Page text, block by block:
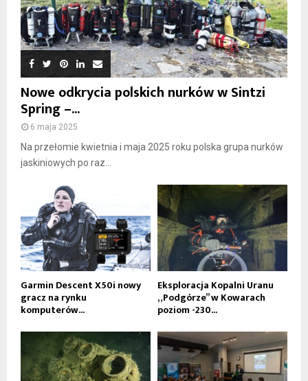
Nowe odkrycia polskich nurków w Sintzi
Spring –...
6 maja 2025
Na przełomie kwietnia i maja 2025 roku polska grupa nurków
jaskiniowych po raz...
Garmin Descent X50i nowy
gracz na rynku
komputerów...
Eksploracja Kopalni Uranu
„Podgórze” w Kowarach
poziom -230...